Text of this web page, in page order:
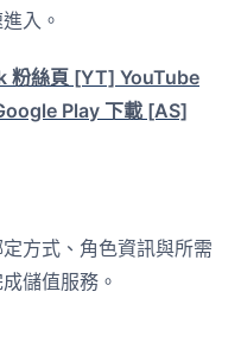
入。
粉絲頁 [YT] YouTube
Play 下載 [AS]
方式、角色資訊與所需
儲值服務。